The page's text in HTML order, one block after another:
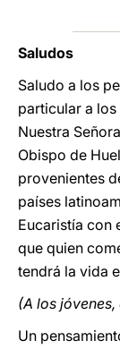
Saludos
Saludo a los
particular a
Nuestra
Obispo de
provenientes
países
Eucaristía con
que quien
tendrá la vida
(A los
Un